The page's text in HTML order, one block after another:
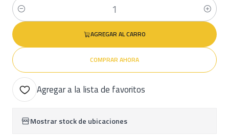
Cantidad
AGREGAR AL CARRO
COMPRAR AHORA
Agregar a la lista de favoritos
Mostrar stock de ubicaciones